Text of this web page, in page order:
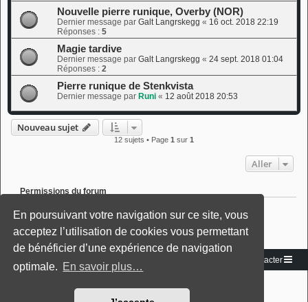
En poursuivant votre navigation sur ce site, vous
acceptez l’utilisation de cookies vous permettant
de bénéficier d’une expérience de navigation
optimale. En savoir plus…
Nouvelle pierre runique, Overby (NOR)
Dernier message par Galt Langrskegg « 16 oct. 2018 22:19
Réponses : 5
Magie tardive
Dernier message par Galt Langrskegg « 24 sept. 2018 01:04
Réponses : 2
Pierre runique de Stenkvista
Dernier message par Runi « 12 août 2018 20:53
Nouveau sujet
12 sujets • Page 1 sur 1
Aller
Permissions du forum
Vousne pouvez pasrépondre aux sujets dans ce forum
Vousne pouvez pasmodifier vos messages dans ce forum
Vousne pouvez passupprimer vos messages dans ce forum
Vousne pouvez pastransférer de pièces jointes dans ce forum
Vers le site
Accueil du forum Nous contacter